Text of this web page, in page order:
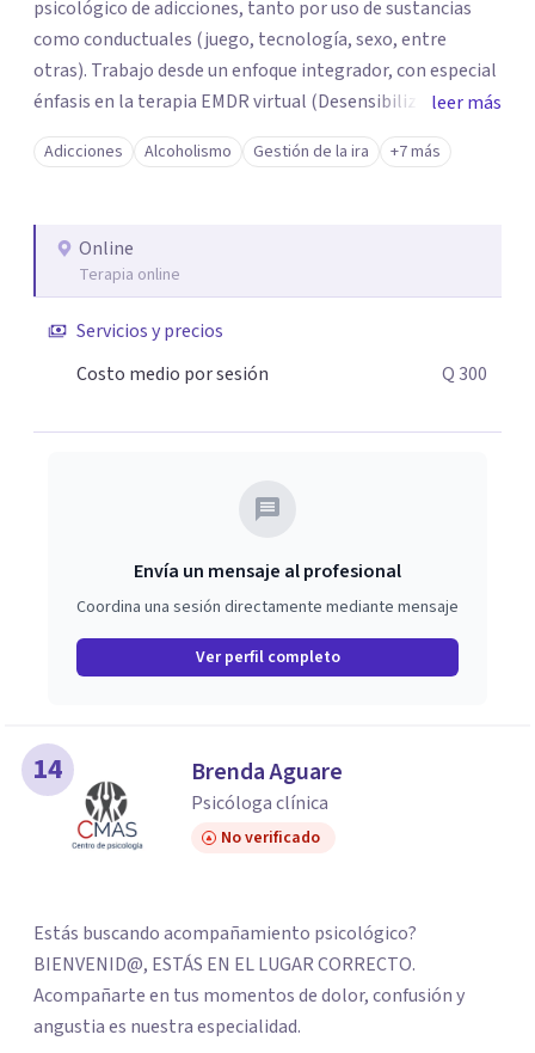
psicológico de adicciones, tanto por uso de sustancias
como conductuales (juego, tecnología, sexo, entre
otras). Trabajo desde un enfoque integrador, con especial
énfasis en la terapia EMDR virtual (Desensibilización y
Reprocesamiento por Movimientos Oculares), una
herramienta altamente efectiva para abordar las
comportamientos adictivos. Mi objetivo es acompañarte
en un proceso de cambio profundo, que te permita
reconectar contigo mismo, recuperar tu autonomía y
construir una vida más equilibrada y significativa. La
personal, brindando un espacio seguro, sin juicios y con
leer más
Adicciones Alcoholismo Gestión de la ira +7 más
Online
Terapia online
Servicios y precios
Costo medio por sesión
Q 300
Envía un mensaje al profesional
Coordina una sesión directamente mediante mensaje
Ver perfil completo
14 Brenda Aguare
Psicóloga clínica
No verificado
Estás buscando acompañamiento psicológico?
BIENVENID@, ESTÁS EN EL LUGAR CORRECTO.
Acompañarte en tus momentos de dolor, confusión y
angustia es nuestra especialidad.